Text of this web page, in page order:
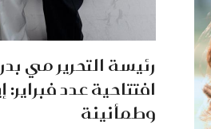
رئيسة التحرير مي
افتتاحية عدد فبراير:
وطمأنينة